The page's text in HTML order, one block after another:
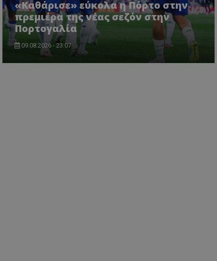
«Καθάρισε» εύκολα η Πόρτο στην
πρεμιέρα της νέας σεζόν στην
Πορτογαλία
09.08.2026 - 23:07